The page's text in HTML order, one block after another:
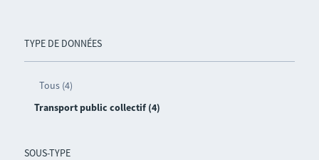
TYPE DE DONNÉES
Tous (4)
Transport public collectif (4)
SOUS-TYPE